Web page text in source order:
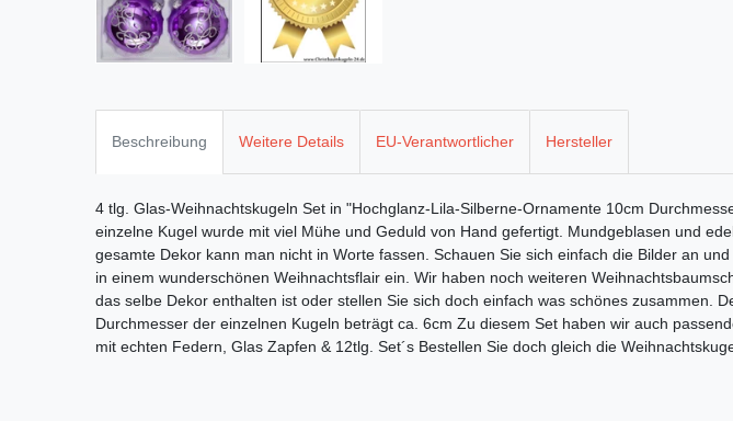
Beschreibung Weitere Details EU-Verantwortlicher Hersteller
4 tlg. Glas-Weihnachtskugeln Set in "Hochglanz-Lila-Silberne-Ornamente 10cm
einzelne Kugel wurde mit viel Mühe und Geduld von Hand gefertigt. Mundgeblasen und
gesamte Dekor kann man nicht in Worte fassen. Schauen Sie sich einfach die Bilder an
in einem wunderschönen Weihnachtsflair ein. Wir haben noch weiteren
das selbe Dekor enthalten ist oder stellen Sie sich doch einfach was schönes zusammen.
Durchmesser der einzelnen Kugeln beträgt ca. 6cm Zu diesem Set haben wir auch
mit echten Federn, Glas Zapfen & 12tlg. Set´s Bestellen Sie doch gleich die